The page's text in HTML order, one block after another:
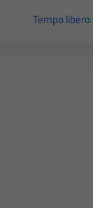
Tempo libero